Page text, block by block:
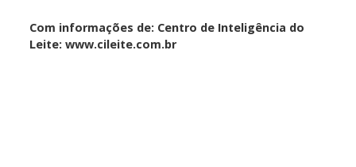
Com informações de: Centro de Inteligência do
Leite: www.cileite.com.br